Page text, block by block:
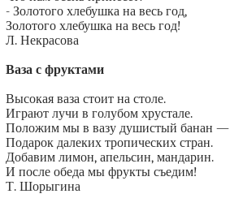
- Золотого хлебушка на весь год,
Золотого хлебушка на весь год!
Л. Некрасова
Ваза с фруктами
Высокая ваза стоит на столе.
Играют лучи в голубом хрустале.
Положим мы в вазу душистый банан —
Подарок далеких тропических стран.
Добавим лимон, апельсин, мандарин.
И после обеда мы фрукты съедим!
Т. Шорыгина